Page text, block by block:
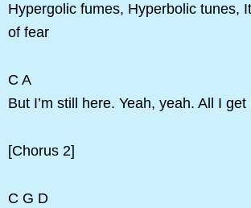
Hypergolic fumes, Hyperbolic tunes,
of fear
C A
But I’m still here. Yeah, yeah. All I get
[Chorus 2]
C G D